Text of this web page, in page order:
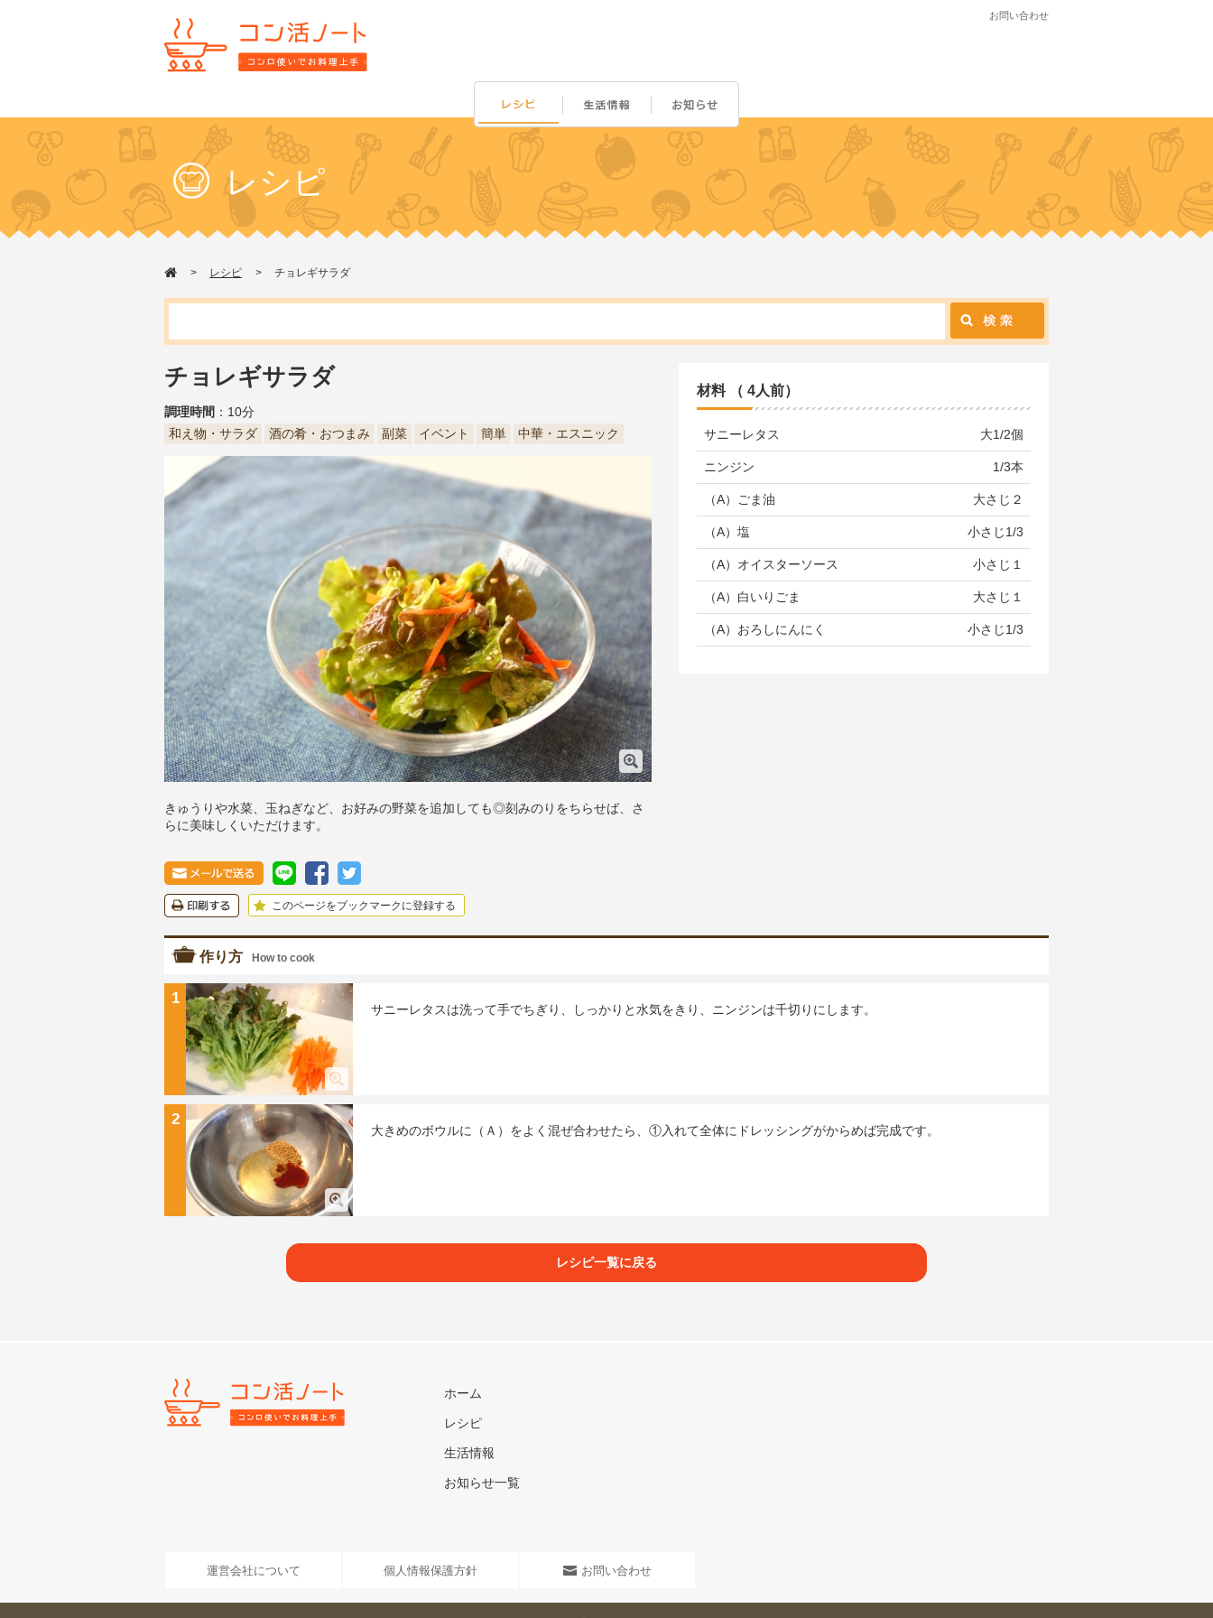
お問い合わせ
レシピ
レシピ チョレギサラダ
チョレギサラダ
調理時間 ：10分
和え物・サラダ
酒の肴・おつまみ 副菜 イベント 簡単 中華・エスニック
きゅうりや水菜、玉ねぎなど、お好みの野菜を追加しても◎刻みのりをちらせば、さ
らに美味しくいただけます。
このページをブックマークに登録する
材料 （ 4人前）
サニーレタス 大1/2個
ニンジン 1/3本
（A）ごま油 大さじ２
（A）塩 小さじ1/3
（A）オイスターソース 小さじ１
（A）白いりごま 大さじ１
（A）おろしにんにく 小さじ1/3
作り方 How to cook
1
サニーレタスは洗って手でちぎり、しっかりと水気をきり、ニンジンは千切りにします。
2
大きめのボウルに（Ａ）をよく混ぜ合わせたら、①入れて全体にドレッシングがからめば完成です。
レシピ一覧に戻る
ホーム
レシピ
生活情報
お知らせ一覧
運営会社について 個人情報保護方針 お問い合わせ